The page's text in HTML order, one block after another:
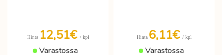
Hinta 12,51€ / kpl
Varastossa
Hinta 6,11€ / kpl
Varastossa